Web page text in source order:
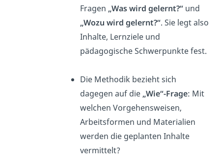
Fragen „Was wird gelernt?“und
„Wozu wird gelernt?“. Sie legt also
Inhalte, Lernziele und
pädagogische Schwerpunkte fest.
Die Methodik bezieht sich
dagegen auf die „Wie“-Frage: Mit
welchen Vorgehensweisen,
Arbeitsformen und Materialien
werden die geplanten Inhalte
vermittelt?